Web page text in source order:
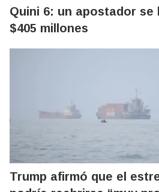
Quini 6: un apostador se
$405 millones
Trump afirmó que el